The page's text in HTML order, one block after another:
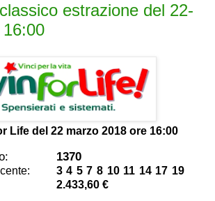
estrazione del 22-
Life del 22 marzo 2018 ore 16:00
1370
3 4 5 7 8 10 11 14 17 19
2.433,60 €